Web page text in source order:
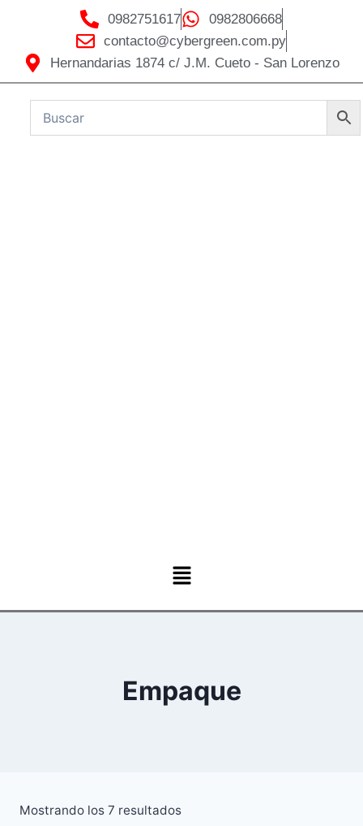
0982751617
0982806668
contacto@cybergreen.com.py
Hernandarias 1874 c/ J.M. Cueto - San Lorenzo
Empaque
Mostrando los 7 resultados